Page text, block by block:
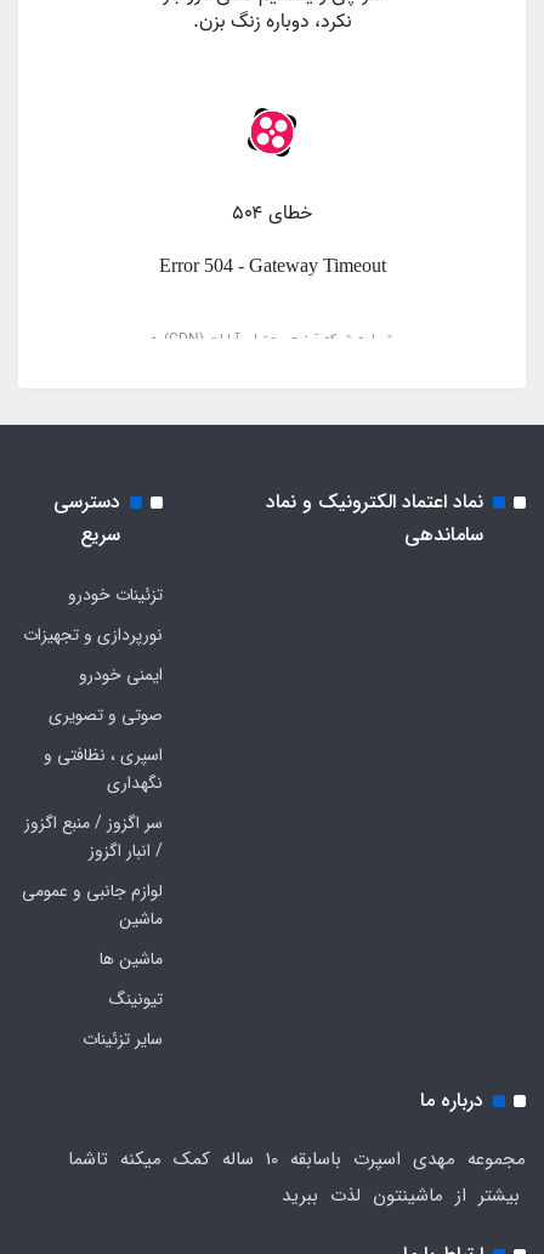
نماد اعتماد الکترونیک و نماد
ساماندهی
دسترسی
سریع
تزئینات خودرو
نورپردازی و تجهیزات
ایمنی خودرو
صوتی و تصویری
اسپری ، نظافتی و
نگهداری
سر اگزوز / منبع اگزوز
/ انبار اگزوز
لوازم جانبی و عمومی
ماشین
ماشین ها
تیونینگ
سایر تزئینات
درباره ما
مجموعه مهدی اسپرت باسابقه 10 ساله کمک میکنه تاشما
بیشتر از ماشینتون لذت ببرید